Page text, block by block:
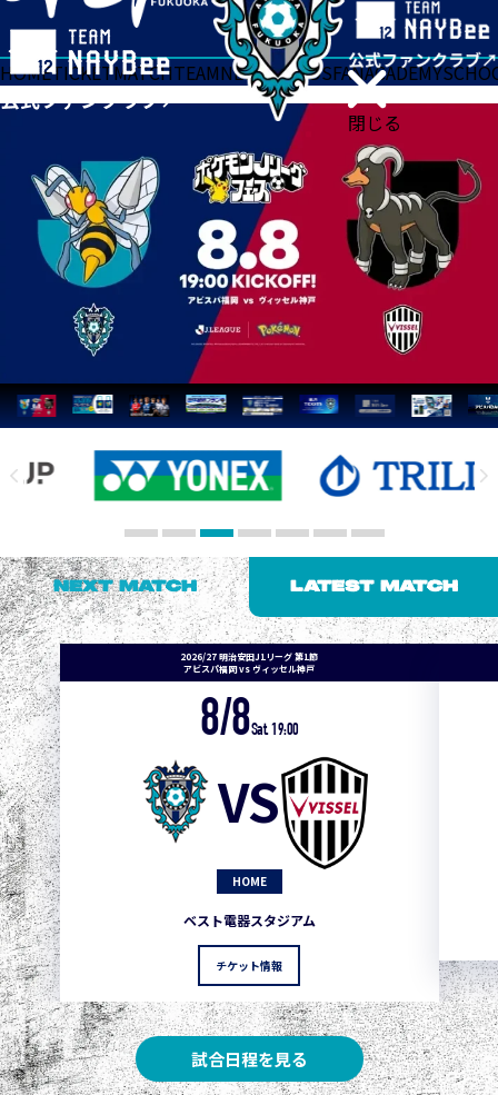
閉じる
HOMETICKETMATCHTEAMNEWSGOODSFANACADEMY
NEXT MATCH LATEST MATCH
2026/27 明治安田J1リーグ 第1節
アビスパ福岡 vs ヴィッセル神戸
8/8Sat. 19:00
VS
HOME
ベスト電器スタジアム
チケット情報
試合日程を見る